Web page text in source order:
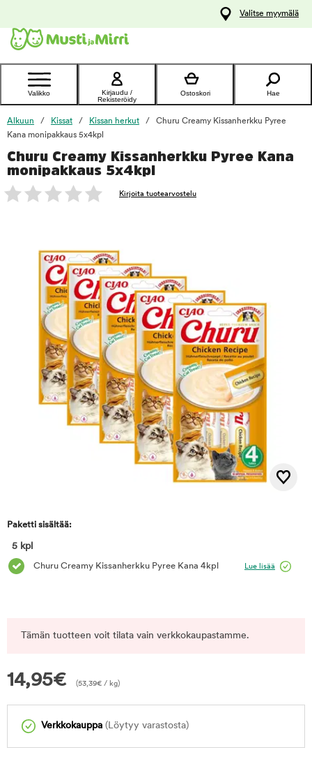
Ota yhteyttä
asiakaspalveluun
Valitse myymälä
Valikko
Kirjaudu /
Rekisteröidy
Ostoskori Hae
Alkuun Kissat Kissan herkut
Churu Creamy Kissanherkku Pyree
Kana monipakkaus 5x4kpl
Churu Creamy Kissanherkku Pyree Kana
monipakkaus 5x4kpl
Kirjoita tuotearvostelu
Paketti sisältää:
5 kpl
Churu Creamy Kissanherkku Pyree Kana 4kpl Lue lisää
Tämän tuotteen voit tilata vain verkkokaupastamme.
14,95€ (53,39€ / kg)
Verkkokauppa (Löytyy varastosta)
foo